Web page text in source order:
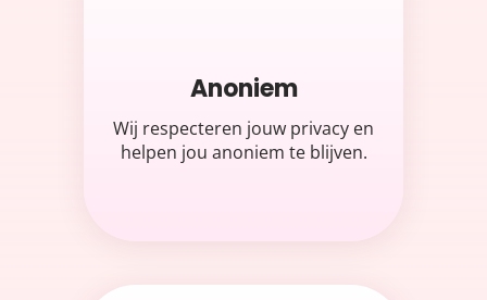
Anoniem
Wij respecteren jouw privacy en
helpen jou anoniem te blijven.